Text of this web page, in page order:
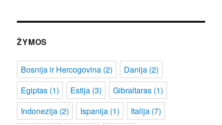
ŽYMOS
Bosnija ir Hercogovina (2) Danija (2)
Egiptas (1) Estija (3) Gibraltaras (1)
Indonezija (2) Ispanija (1) Italija (7)